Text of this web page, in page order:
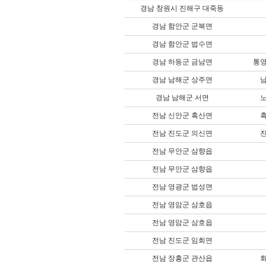
경남 창원시 진해구 대죽동
경남 함안군 군북면
경남 함안군 법수면
경남 하동군 금남면 통
경남 남해군 상주면
경남 남해군 서면
전남 신안군 흑산면
전남 진도군 의신면
전남 무안군 삼향읍
전남 무안군 삼향읍
전남 영광군 법성면
전남 영암군 삼호읍
전남 영암군 삼호읍
전남 진도군 임회면
전남 장흥군 관산읍